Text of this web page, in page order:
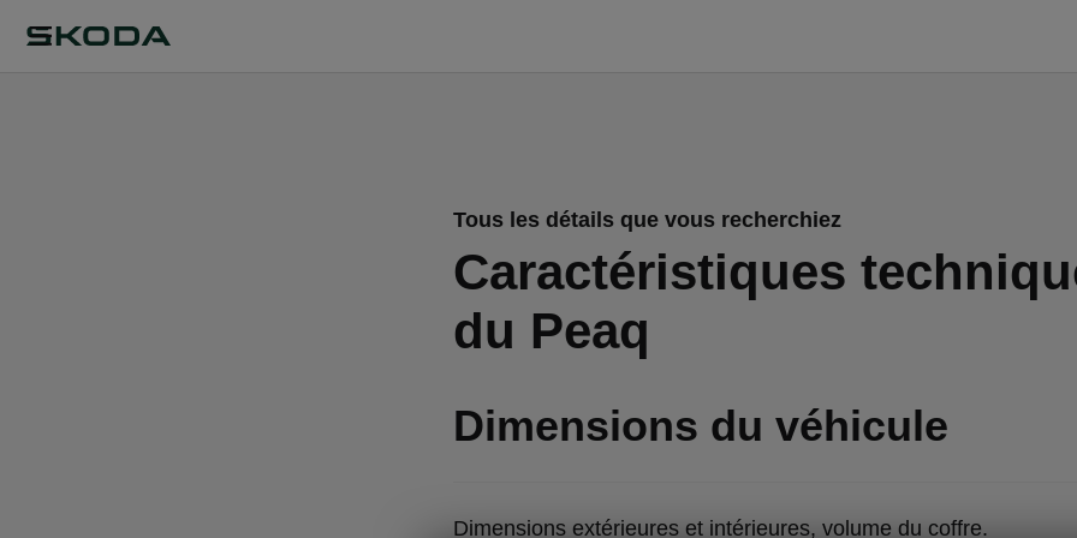
Tous les détails que vous recherchiez
Caractéristiques
du Peaq
Dimensions du véhicule
Dimensions extérieures et intérieures, volume du coffre.